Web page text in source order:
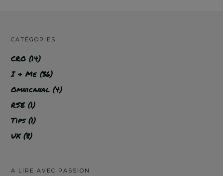
CATÉGORIES
CRO (14)
I & Me (36)
Omnicanal (4)
RSE(1)
Tips(1)
UX(8)
A LIRE AVEC PASSION